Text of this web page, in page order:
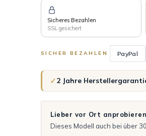
Sicheres Bezahlen
SSL gesichert
SICHER BEZAHLEN PayPal
✓2 Jahre
Lieber vor Ort
Dieses Modell auch bei über